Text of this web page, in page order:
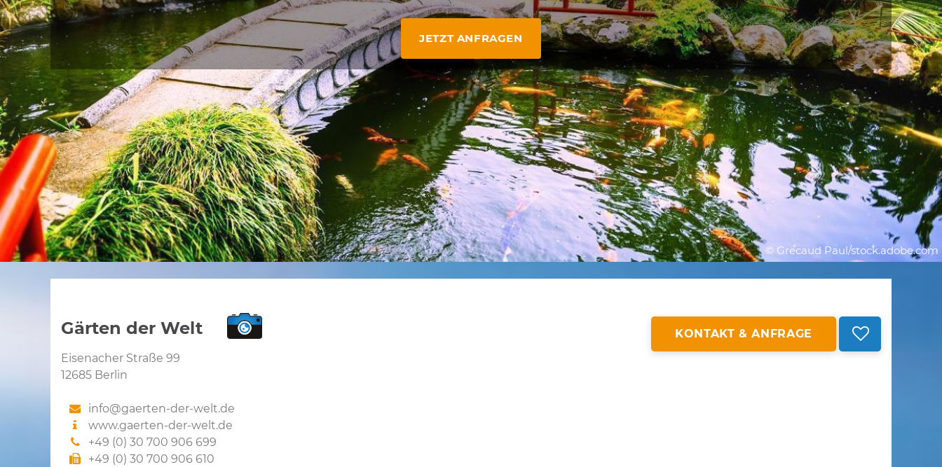
JETZT ANFRAGEN
© Grecaud Paul/stock.adobe.com
Gärten der Welt
Eisenacher Straße 99
12685 Berlin
info@gaerten-der-welt.de
www.gaerten-der-welt.de
+49 (0) 30 700 906 699
+49 (0) 30 700 906 610
KONTAKT & ANFRAGE